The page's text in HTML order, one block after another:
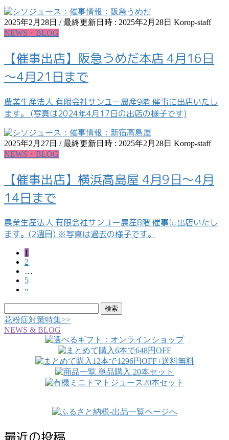
2025年2月28日 / 最終更新日時 : 2025年2月28日 Korop-staff
NEWS・BLOG
【催事出店】阪急うめだ本店 4月16日
～4月21日まで
農業生産法人 有限会社サンユー農産9階 催事に出店いたし
ます。 (写真は2024年4月17日の出店の様子です)
2025年2月27日 / 最終更新日時 : 2025年2月28日 Korop-staff
NEWS・BLOG
【催事出店】横浜高島屋 4月9日～4月
14日まで
農業生産法人 有限会社サンユー農産8階 催事に出店いたし
ます。(2週目) ※写真は過去の様子です。
ペ
ー
固
定
ペ
ー
ジ
1
固
定
ペ
ー
ジ
2
…
固
定
ペ
ー
ジ
5
»
索:
花粉症対策特集>>
NEWS & BLOG